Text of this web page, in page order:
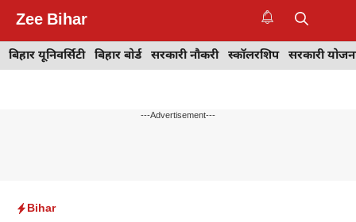
content
Zee Bihar
बिहार यूनिवर्सिटी बिहार बोर्ड सरकारी नौकरी स्कॉलरशिप सरकारी
---Advertisement---
Bihar